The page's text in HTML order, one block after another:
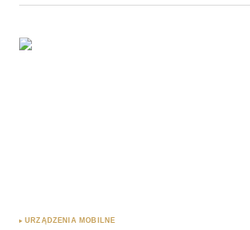
URZĄDZENIA MOBILNE